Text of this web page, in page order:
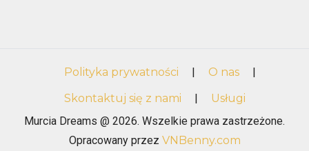
Polityka prywatności | O nas
|
Skontaktuj się z nami
|
Usługi
Murcia Dreams @ 2026. Wszelkie prawa zastrzeżone.
Opracowany przez VNBenny.com